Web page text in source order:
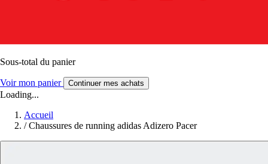
Sous-total du panier
Voir mon panier Continuer mes achats
Loading...
Accueil
/ Chaussures de running adidas Adizero Pacer